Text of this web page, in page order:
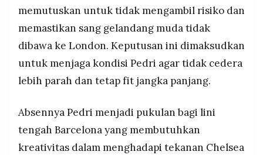
2026
PT.
RESOLUSI
MEDIA
memutuskan untuk tidak mengambil risiko dan
memastikan sang gelandang muda tidak
dibawa ke London. Keputusan ini dimaksudkan
untuk menjaga kondisi Pedri agar tidak cedera
lebih parah dan tetap fit jangka panjang.
Absennya Pedri menjadi pukulan bagi lini
tengah Barcelona yang membutuhkan
kreativitas dalam menghadapi tekanan Chelsea